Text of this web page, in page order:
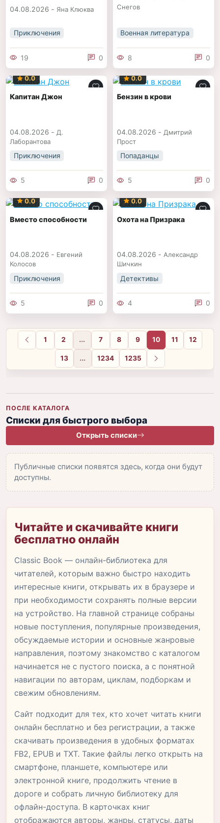
04.08.2026 - Яна Клюква
Приключения
19 0
Снегов
Военная литература
8 0
0.0
Капитан Джон
04.08.2026 - Д.
Лаборантова
Приключения
5 0
0.0
Бензин в крови
04.08.2026 - Дмитрий
Прост
Попаданцы
5 0
0.0
Вместо способности
04.08.2026 - Евгений
Колосов
Приключения
5 0
0.0
Охота на Призрака
04.08.2026 - Александр
Шичкин
Детективы
4 0
Назад
1 2 ... 7 8 9 10 11 12
13 ... 1234 1235 Вперёд
ПОСЛЕ КАТАЛОГА
Списки для быстрого выбора
Открыть списки
Публичные списки появятся здесь, когда они будут
доступны.
Читайте и скачивайте книги
бесплатно онлайн
Classic Book — онлайн-библиотека для
читателей, которым важно быстро находить
интересные книги, открывать их в браузере и
при необходимости сохранять полные версии
на устройство. На главной странице собраны
новые поступления, популярные произведения,
обсуждаемые истории и основные жанровые
направления, поэтому знакомство с каталогом
начинается не с пустого поиска, а с понятной
навигации по авторам, циклам, подборкам и
свежим обновлениям.
Сайт подходит для тех, кто хочет читать книги
онлайн бесплатно и без регистрации, а также
скачивать произведения в удобных форматах
FB2, EPUB и TXT. Такие файлы легко открыть на
смартфоне, планшете, компьютере или
электронной книге, продолжить чтение в
дороге и собрать личную библиотеку для
офлайн-доступа. В карточках книг
отображаются авторы, жанры, статусы, даты